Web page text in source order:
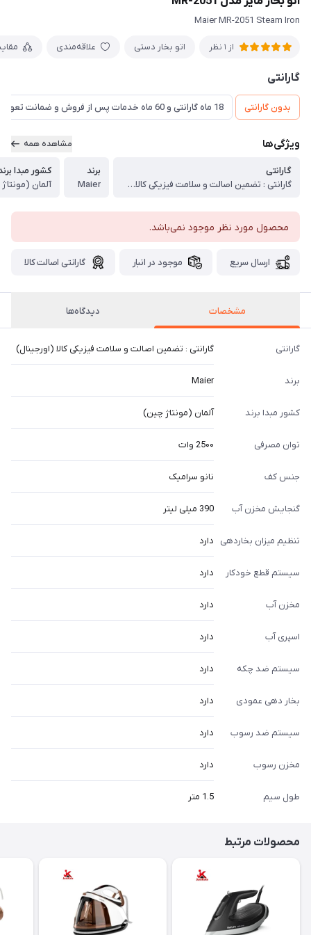
Maier MR-2051 Steam Iron
از 1 نظر اتو بخار دستی علاقه‌مندی
گارانتی
بدون گارانتی 18 ماه گارانتی و 60 ماه خدمات پس از فروش و ضمانت تعویض
ویژگی‌ها مشاهده همه
گارانتی
گارانتی : تضمین اصالت و سلامت فیزیکی کالا (اورجینال)
برند
Maier
کشور مبدا
آلمان
محصول مورد نظر موجود نمی‌باشد.
ارسال سریع موجود در انبار گارانتی اصالت کالا
مشخصات دیدگاه‌ها
گارانتی گارانتی : تضمین اصالت و سلامت فیزیکی کالا (اورجینال)
برند Maier
کشور مبدا برند آلمان (مونتاژ چین)
توان مصرفی 25۰۰ وات
جنس کف نانو سرامیک
گنجایش مخزن آب 390 میلی لیتر
تنظیم میزان بخاردهی دارد
سیستم قطع خودکار دارد
مخزن آب دارد
اسپری آب دارد
سیستم ضد چکه دارد
بخار دهی عمودی دارد
سیستم ضد رسوب دارد
مخزن رسوب دارد
طول سیم 1.5 متر
محصولات مرتبط